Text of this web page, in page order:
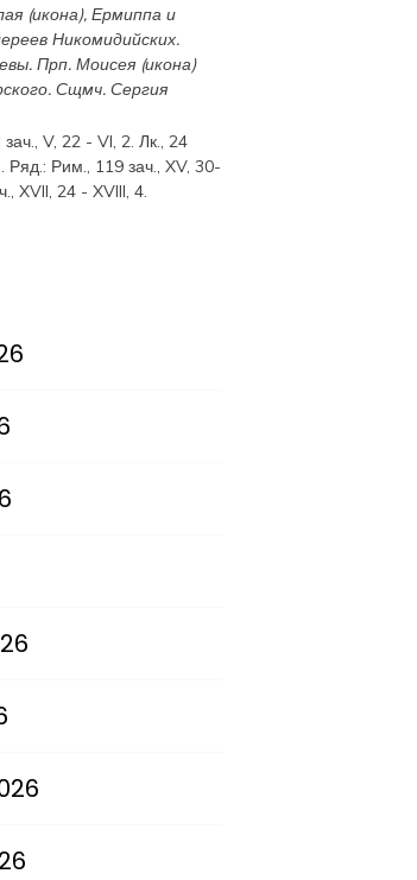
(икона),Ермиппа и
Никомидийских.
. Прп.Моисея (икона)
Сщмч.Сергия
зач., V, 22 - VI, 2. Лк., 24
. Ряд.: Рим., 119 зач., XV, 30-
XVII, 24 - XVIII, 4.